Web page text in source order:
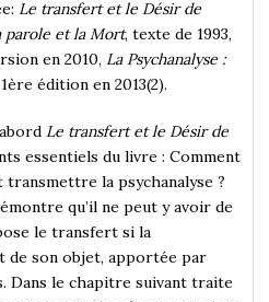
Le transfert et le Désir de
parole et la Mort, texte de 1993,
en 2010, La Psychanalyse :
1ère édition en 2013(2).
Le transfert et le Désir de
essentiels du livre : Comment
transmettre la psychanalyse ?
qu’il ne peut y avoir de
le transfert si la
de son objet, apportée par
Dans le chapitre suivant traite